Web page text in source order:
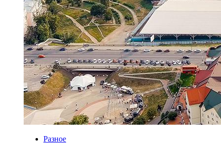
Разное